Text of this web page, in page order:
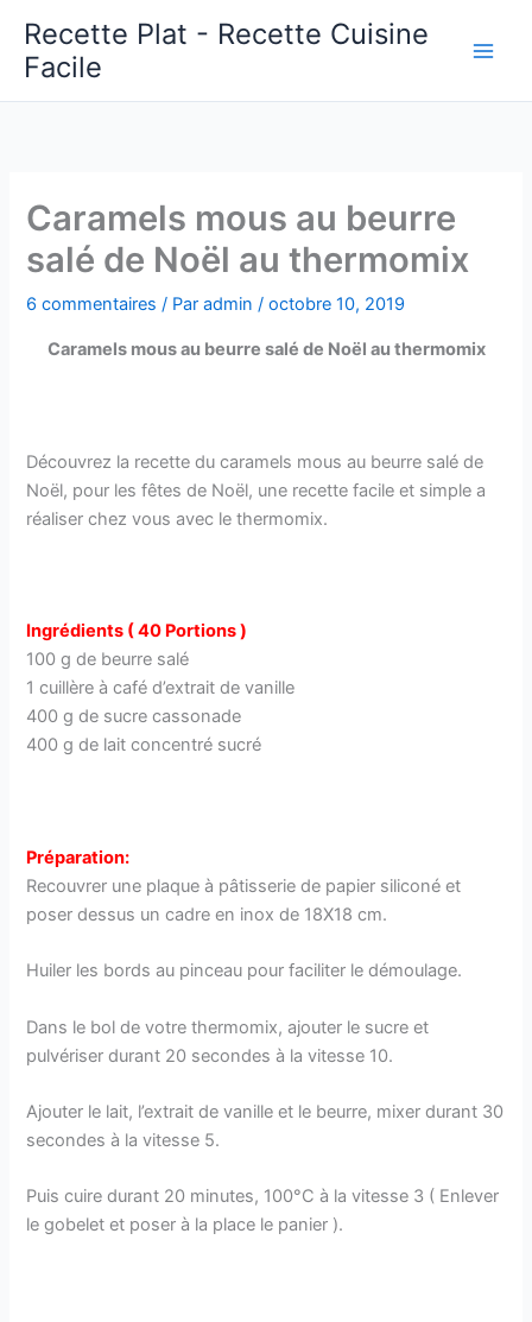
contenu
Recette Plat - Recette Cuisine
Facile
Caramels mous au beurre
salé de Noël au thermomix
6 commentaires / Paradmin/octobre 10, 2019
Caramels mous au beurre salé de Noël au thermomix
Découvrez la recette du caramels mous au beurre salé de
Noël, pour les fêtes de Noël, une recette facile et simple a
réaliser chez vous avec le thermomix.
Ingrédients ( 40 Portions )
100 g de beurre salé
1 cuillère à café d’extrait de vanille
400 g de sucre cassonade
400 g de lait concentré sucré
Préparation:
Recouvrer une plaque à pâtisserie de papier siliconé et
poser dessus un cadre en inox de 18X18 cm.
Huiler les bords au pinceau pour faciliter le démoulage.
Dans le bol de votre thermomix, ajouter le sucre et
pulvériser durant 20 secondes à la vitesse 10.
Ajouter le lait, l’extrait de vanille et le beurre, mixer durant 30
secondes à la vitesse 5.
Puis cuire durant 20 minutes, 100°C à la vitesse 3 ( Enlever
le gobelet et poser à la place le panier ).